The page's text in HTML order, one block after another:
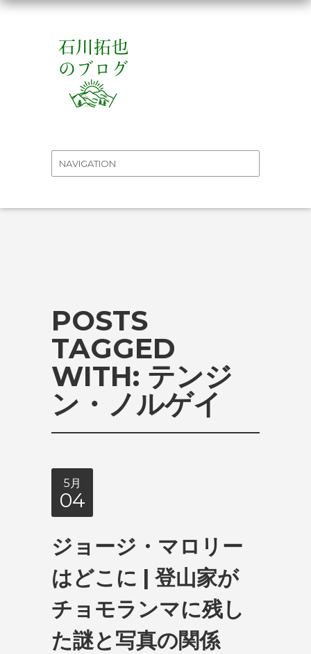
POSTS
TAGGED
WITH: テンジ
ン・ノルゲイ
5月
04
ジョージ・マロリー
はどこに | 登山家が
チョモランマに残し
た謎と写真の関係